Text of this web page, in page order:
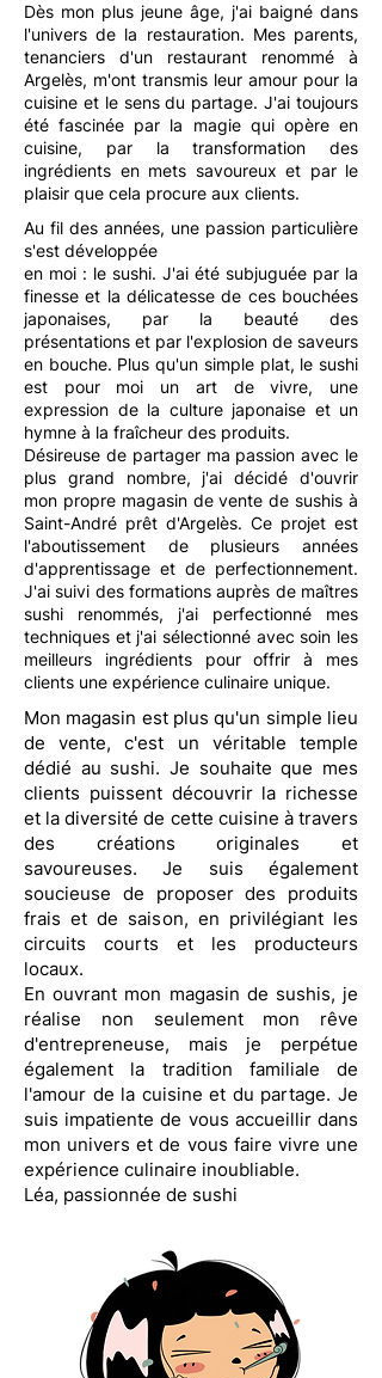
Dès mon plus jeune âge, j'ai baigné dans
l'univers de la restauration. Mes parents,
tenanciers d'un restaurant renommé à
Argelès, m'ont transmis leur amour pour la
cuisine et le sens du partage. J'ai toujours
été fascinée par la magie qui opère en
cuisine, par la transformation des
ingrédients en mets savoureux et par le
plaisir que cela procure aux clients.
Au fil des années, une passion particulière
s'est développée
en moi : le sushi. J'ai été subjuguée par la
finesse et la délicatesse de ces bouchées
japonaises, par la beauté des
présentations et par l'explosion de saveurs
en bouche. Plus qu'un simple plat, le sushi
est pour moi un art de vivre, une
expression de la culture japonaise et un
hymne à la fraîcheur des produits.
Désireuse de partager ma passion avec le
plus grand nombre, j'ai décidé d'ouvrir
mon propre magasin de vente de sushis à
Saint-André prêt d'Argelès. Ce projet est
l'aboutissement de plusieurs années
d'apprentissage et de perfectionnement.
J'ai suivi des formations auprès de maîtres
sushi renommés, j'ai perfectionné mes
techniques et j'ai sélectionné avec soin les
meilleurs ingrédients pour offrir à mes
clients une expérience culinaire unique.
Mon magasin est plus qu'un simple lieu
de vente, c'est un véritable temple
dédié au sushi. Je souhaite que mes
clients puissent découvrir la richesse
et la diversité de cette cuisine à travers
des créations originales et
savoureuses. Je suis également
soucieuse de proposer des produits
frais et de saison, en privilégiant les
circuits courts et les producteurs
locaux.
En ouvrant mon magasin de sushis, je
réalise non seulement mon rêve
d'entrepreneuse, mais je perpétue
également la tradition familiale de
l'amour de la cuisine et du partage. Je
suis impatiente de vous accueillir dans
mon univers et de vous faire vivre une
expérience culinaire inoubliable.
Léa, passionnée de sushi